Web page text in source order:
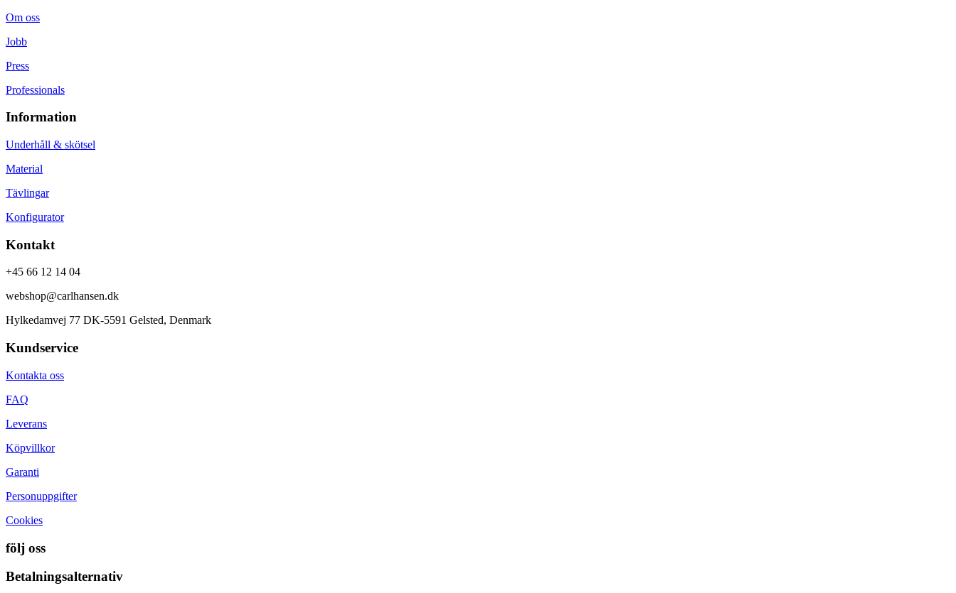
Om oss
Jobb
Press
Professionals
Information
Underhåll & skötsel
Material
Tävlingar
Konfigurator
Kontakt
+45 66 12 14 04
webshop@carlhansen.dk
Hylkedamvej 77 DK-5591 Gelsted, Denmark
Kundservice
Kontakta oss
FAQ
Leverans
Köpvillkor
Garanti
Personuppgifter
Cookies
följ oss
Betalningsalternativ